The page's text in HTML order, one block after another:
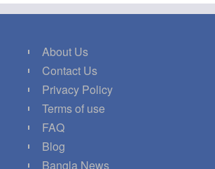
About Us
Contact Us
Privacy Policy
Terms of use
FAQ
Blog
Bangla News